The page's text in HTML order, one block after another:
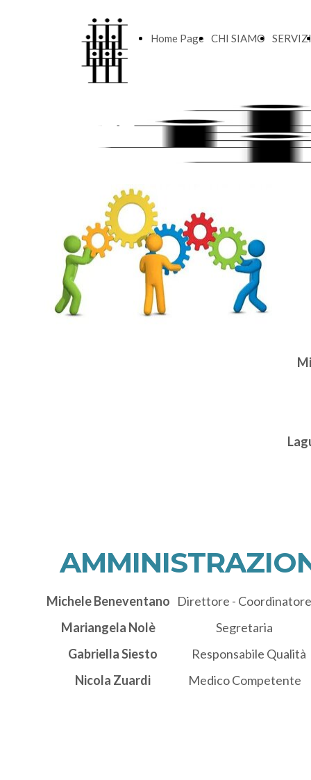
Home Page CHI SIAMO SERVIZI
STAFF
Michele Beneventano Direttore -
Mariangela Nolè
Segretaria
Gabriella Siesto
Responsabile Qualità
Nicola Zuardi
Medico Competente